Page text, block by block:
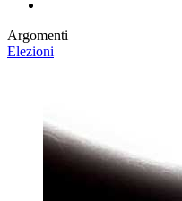
Argomenti
Elezioni